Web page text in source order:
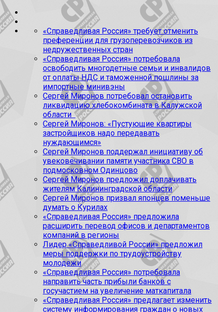
«Справедливая Россия» требует отменить
преференции для грузоперевозчиков из
недружественных стран
«Справедливая Россия» потребовала
освободить многодетные семьи и инвалидов
от оплаты НДС и таможенной пошлины за
импортные минивэны
Сергей Миронов потребовал остановить
ликвидацию хлебокомбината в Калужской
области
Сергей Миронов: «Пустующие квартиры
застройщиков надо передавать
нуждающимся»
Сергей Миронов поддержал инициативу об
увековечивании памяти участника СВО в
подмосковном Одинцово
Сергей Миронов предложил доплачивать
жителям Калининградской области
Сергей Миронов призвал японцев поменьше
думать о Курилах
«Справедливая Россия» предложила
расширить перевод офисов и департаментов
компаний в регионы
Лидер «Справедливой России» предложил
меры поддержки по трудоустройству
молодежи
«Справедливая Россия» потребовала
направить часть прибыли банков с
госучастием на увеличение маткапитала
«Справедливая Россия» предлагает изменить
систему информирования граждан о новых